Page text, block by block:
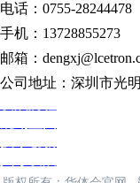
电话：0755-28244478
手机：13728855273
邮箱：
公司地址：深圳市光